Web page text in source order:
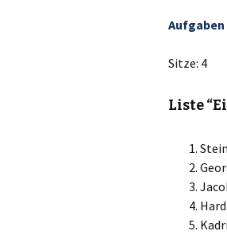
Aufgaben
Sitze: 4
Liste